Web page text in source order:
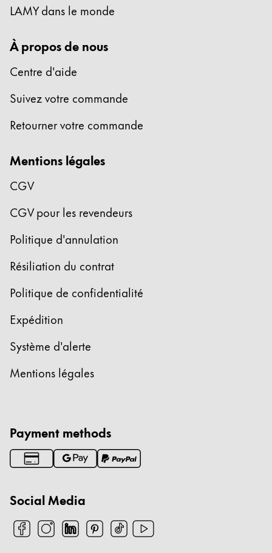
LAMY dans le monde
À propos de nous
Centre d'aide
Suivez votre commande
Retourner votre commande
Mentions légales
CGV
CGV pour les revendeurs
Politique d'annulation
Résiliation du contrat
Politique de confidentialité
Expédition
Système d'alerte
Mentions légales
Payment methods
Social Media